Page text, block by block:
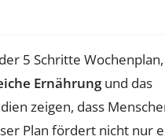
5 Schritte Wochenplan,
Ernährungund das
zeigen, dass
Plan fördert nicht nur